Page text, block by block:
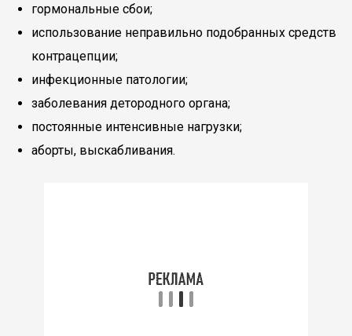
гормональные сбои;
использование неправильно подобранных средств
контрацепции;
инфекционные патологии;
заболевания детородного органа;
постоянные интенсивные нагрузки;
аборты, выскабливания.